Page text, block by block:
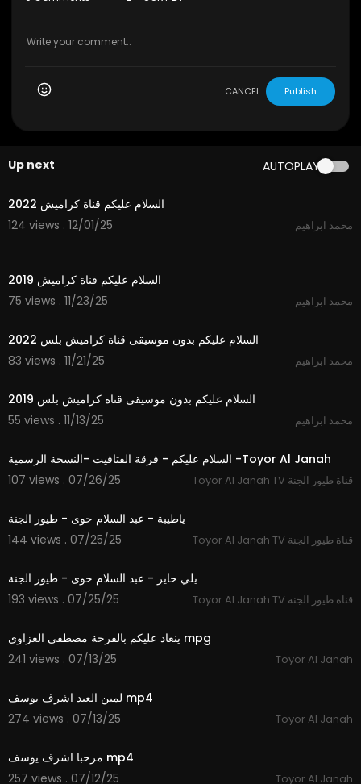
CANCEL Publish
Up next AUTOPLAY
2:44
السلام عليكم قناة كراميش 2022
124 views . 12/01/25
محمد ابراهيم
السلام عليكم قناة كراميش 2019
75 views . 11/23/25
محمد ابراهيم
السلام عليكم بدون موسيقى قناة كراميش بلس 2022
83 views . 11/21/25
محمد ابراهيم
السلام عليكم بدون موسيقى قناة كراميش بلس 2019
55 views . 11/13/25
محمد ابراهيم
السلام عليكم - فرقة الفتافيت -النسخة الرسمية -Toyor Al Janah
107 views . 07/26/25
Toyor Al Janah TV قناة طيور الجنة
ياطيبة - عبد السلام حوى - طيور الجنة
144 views . 07/25/25
Toyor Al Janah TV قناة طيور الجنة
يلي حاير - عبد السلام حوى - طيور الجنة
193 views . 07/25/25
Toyor Al Janah TV قناة طيور الجنة
ينعاد عليكم بالفرحة مصطفى العزاوي mpg
241 views . 07/13/25
Toyor Al Janah
لمين العيد اشرف يوسف mp4
274 views . 07/13/25
Toyor Al Janah
مرحبا اشرف يوسف mp4
257 views . 07/12/25
Toyor Al Janah